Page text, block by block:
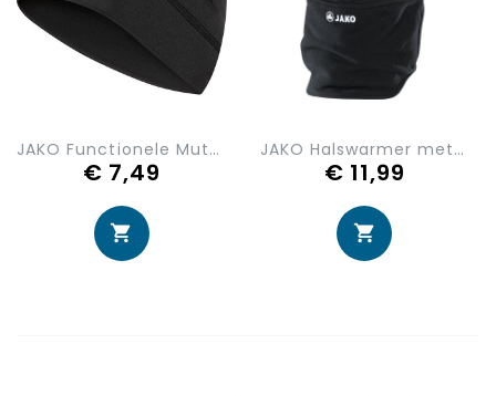
JAKO Functionele Muts Run 1229
€ 7,49
JAKO Halswarmer met Muts 1293-08
€ 11,99